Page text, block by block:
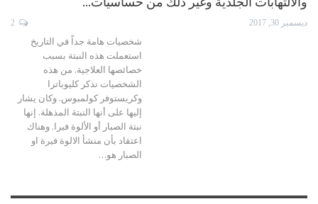
ديسمبر 30, 2017
شخصيات هامة جداً في التاريخ
استعملت هذه النبتة بسبب
خصائصها العلاجية. من هذه
الشخصيات نذكر كليوباترا
وكريستوفر كولمبوس. وكان يشار
إليها على أنها النبتة المذهلة. إنها
نبتة الصبار أو الألوة فيرا. وهناك
اعتقاد بأن منشأ الالوة فيرة او
الصبار هو…